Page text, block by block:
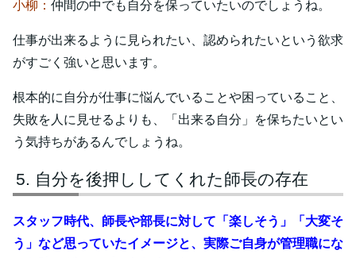
小柳： 仲間の中でも自分を保っていたいのでしょうね。
仕事が出来るように見られたい、認められたいという欲求
がすごく強いと思います。
根本的に自分が仕事に悩んでいることや困っていること、
失敗を人に見せるよりも、「出来る自分」を保ちたいとい
う気持ちがあるんでしょうね。
自分を後押ししてくれた師長の存在
スタッフ時代、師長や部長に対して「楽しそう」「大変そ
う」など思っていたイメージと、実際ご自身が管理職にな